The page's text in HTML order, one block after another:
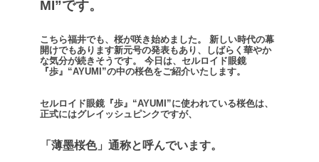
MI”です。
こちら福井でも、桜が咲き始めました。
新しい時代の幕
開けでもあります新元号の発表もあり、しばらく華やか
な気分が続きそうです。
今日は、セルロイド眼鏡
『歩』“AYUMI”の中の桜色をご紹介いたします。
セルロイド眼鏡『歩』“AYUMI”に使われている桜色は、
正式にはグレイッシュピンクですが、
「薄墨桜色」通称と呼んでいます。